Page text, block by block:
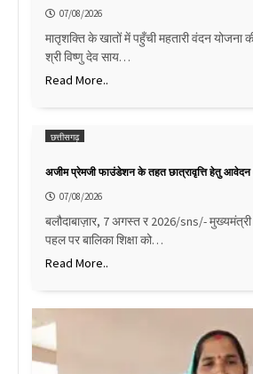
07/08/2026
मातृशक्ति के खातों में पहुँची महतारी वंदन योजना
श्री विष्णु देव साय…
Read More..
छत्तीसगढ़
अजीम प्रेमजी फाउंडेशन के तहत छात्रावृत्ति हेतु
07/08/2026
बलौदाबाज़ार, 7 अगस्त र 2026/sns/- मुख्यमंत्री
पहल पर बालिका शिक्षा को…
Read More..